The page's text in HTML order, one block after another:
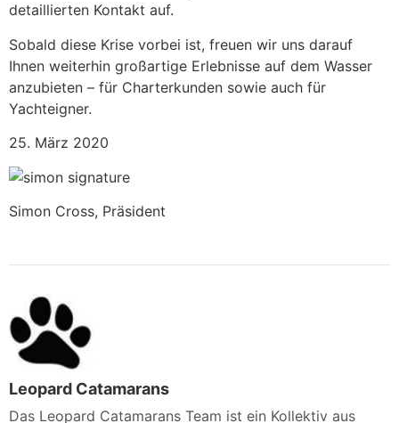
detaillierten Kontakt auf.
Sobald diese Krise vorbei ist, freuen wir uns darauf
Ihnen weiterhin großartige Erlebnisse auf dem Wasser
anzubieten – für Charterkunden sowie auch für
Yachteigner.
25. März 2020
Simon Cross, Präsident
Leopard Catamarans
Das Leopard Catamarans Team ist ein Kollektiv aus